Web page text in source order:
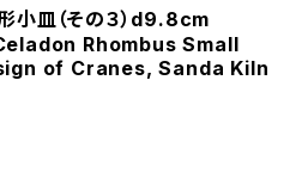
小皿（その３）d9.8cm
Rhombus Small
of Cranes, Sanda Kiln